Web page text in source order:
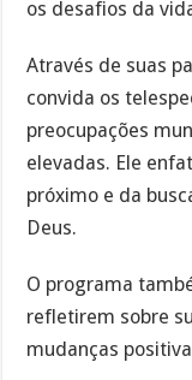
os desafios da
Através de suas
convida os
preocupações
elevadas. Ele
próximo e da
Deus.
O programa
refletirem sobre
mudanças